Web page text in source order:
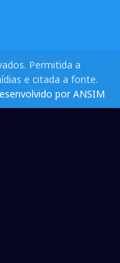
Permitida a
e citada a fonte.
por ANSIM